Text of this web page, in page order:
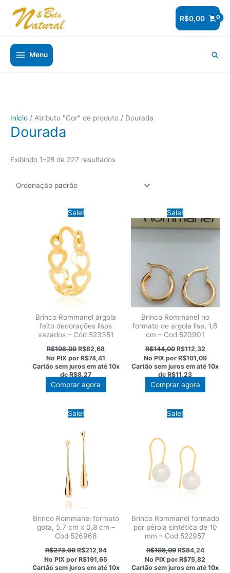
para
conteúdo
R$0,00
Menu
Início / Atributo "Cor" de produto / Dourada
Dourada
Exibindo 1–28 de 227 resultados
Sale!
Brinco Rommanel argola
feito decorações lisos
vazados – Cód 523351
R$106,00O
preço
original
era:
R$106,00.
R$82,68
preço
atual
é:
R$82,68.
No PIX porR$74,41
Cartão sem juros em até 10x
de R$8,27
Comprar agora
Sale!
Brinco Rommanel no
formato de argola lisa, 1,6
cm – Cod 520901
R$144,00 O
preço
original
era:
R$144,00.
R$112,32O
preço
atual
é:
No PIX por R$101,09
Cartão sem juros em até10x
de R$11,23
Comprar agora
Sale!
Brinco Rommanel formato
gota, 5,7 cm x 0,8 cm –
Cod 526966
R$273,00 O
preço
original
R$212,94O
preço
atual
No PIX porR$191,65
Cartão sem juros em até 10x
Sale!
Brinco Rommanel formado
por pérola sintética de 10
mm – Cod 522957
R$108,00 O
preço
original
R$84,24O
preço
atual
No PIX porR$75,82
Cartão sem juros em até10x